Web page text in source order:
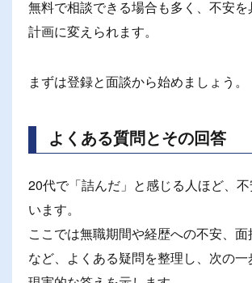
無料で相談できる場合も多く、不安
計画に変えられます。
まずは登録と面談から始めましょう。
よくある質問とその回答
20代で「詰んだ」と感じる人ほど、
います。
ここでは無職期間や経歴への不安、
など、よくある疑問を整理し、次の一